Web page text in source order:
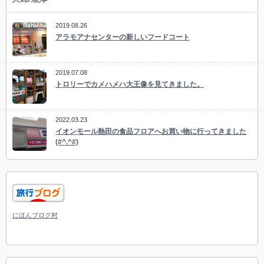
2019.08.26
アラモアナセンターの新しいフードコート
2019.07.08
トロリーでカメハメハ大王像を見てきました。
2022.03.23
イオンモール熱田の食品フロアへお買い物に行ってきました
(#^.^#)
にほんブログ村